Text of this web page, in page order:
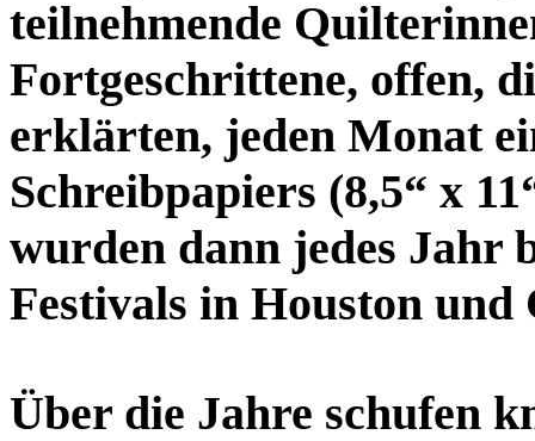
teilnehmende
Fortgeschrittene, offen,
erklärten, jeden Monat
Schreibpapiers (8,5“ x
wurden dann jedes Jahr
Festivals in Houston und
Über die Jahre schufen